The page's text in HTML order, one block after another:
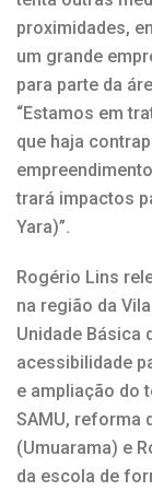
proximidades,
um grande
para parte da
“Estamos em
que haja
trará impactos
Yara)”.
Rogério Lins
na região da
Unidade Básica
acessibilidade
e ampliação do
SAMU, reforma
(Umuarama) e
da escola de